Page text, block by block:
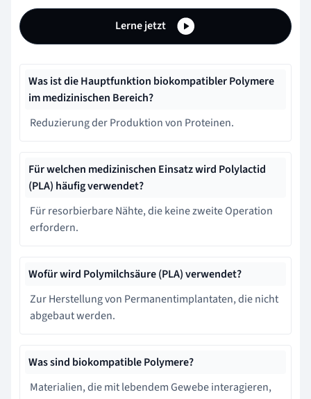
Lerne jetzt
Was ist die Hauptfunktion biokompatibler Polymere
im medizinischen Bereich?
Reduzierung der Produktion von Proteinen.
Für welchen medizinischen Einsatz wird Polylactid
(PLA) häufig verwendet?
Für resorbierbare Nähte, die keine zweite Operation
erfordern.
Wofür wird Polymilchsäure (PLA) verwendet?
Zur Herstellung von Permanentimplantaten, die nicht
abgebaut werden.
Was sind biokompatible Polymere?
Materialien, die mit lebendem Gewebe interagieren,